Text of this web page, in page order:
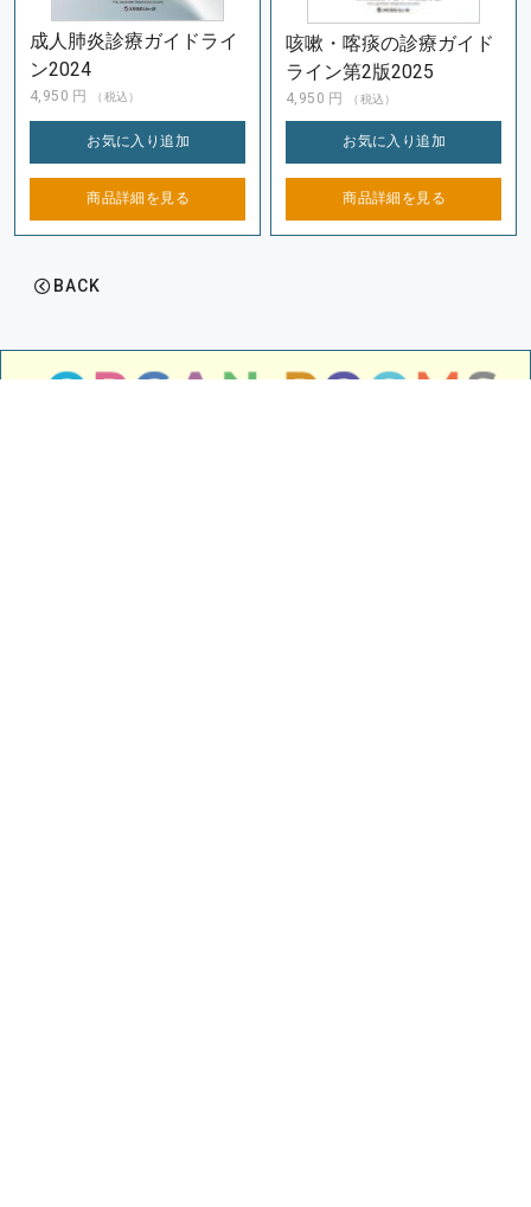
成人肺炎診療ガイドライ
ン2024
4,950 円 （税込）
お気に入り追加
商品詳細を 見る
咳嗽・喀痰の診療ガイド
ライン第2版2025
4,950 円 （税込）
お気に入り追加
商品詳細を 見る
BACK